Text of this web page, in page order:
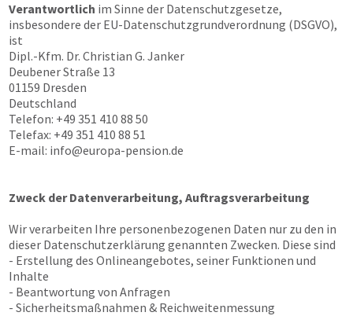
Verantwortlich im Sinne der Datenschutzgesetze,
insbesondere der EU-Datenschutzgrundverordnung (DSGVO),
ist
Dipl.-Kfm. Dr. Christian G. Janker
Deubener Straße 13
01159 Dresden
Deutschland
Telefon: +49 351 410 88 50
Telefax: +49 351 410 88 51
E-mail: info@europa-pension.de
Zweck der Datenverarbeitung, Auftragsverarbeitung
Wir verarbeiten Ihre personenbezogenen Daten nur zu den in
dieser Datenschutzerklärung genannten Zwecken. Diese sind
- Erstellung des Onlineangebotes, seiner Funktionen und
Inhalte
- Beantwortung von Anfragen
- Sicherheitsmaßnahmen & Reichweitenmessung